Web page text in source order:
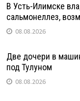
В Усть-Илимске
сальмонеллез,
08.08.2026
Две дочери в
под Тулуном
08.08.2026